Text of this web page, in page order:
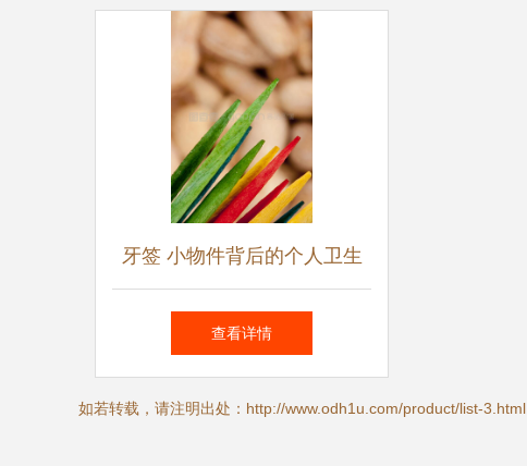
牙签 小物件背后的个人卫生
大讲究
查看详情
如若转载，请注明出处：http://www.odh1u.com/product/list-3.html